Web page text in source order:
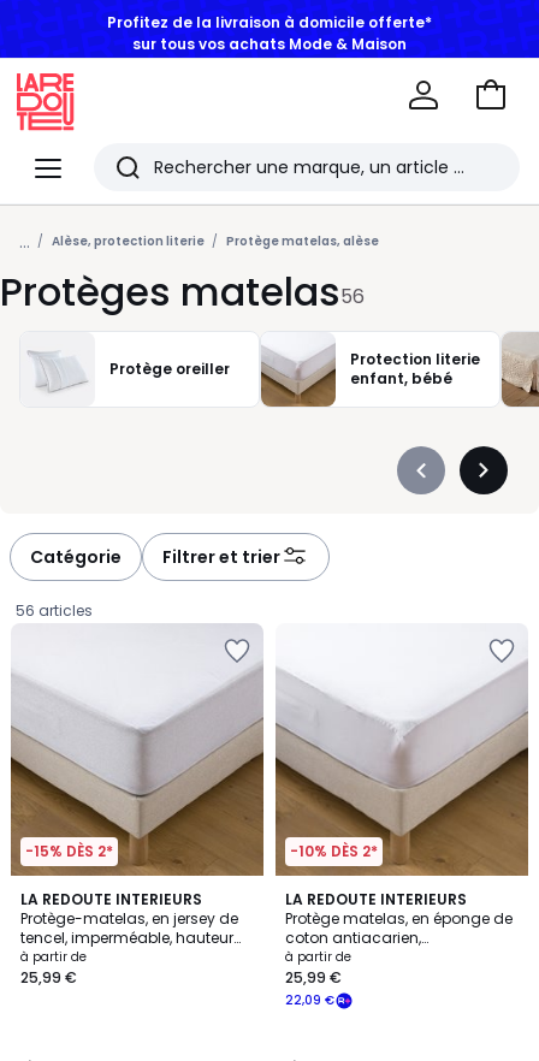
BONS PLANS | Jusqu'à -50% dès 2 articles*
Menu
Redoute
Rechercher
Les
derniers
articles
consultés
Aller
... Alèse, protection literie Protège matelas, alèse
Protèges matelas56
Protège oreiller
Protection literie
enfant, bébé
Précédent
Catégorie Filtrer et trier
56 articles
-15% DÈS 2*
LA REDOUTE INTERIEURS
Protège-matelas, en jersey de
tencel, imperméable, hauteur
maxi 25 cm
Prix
à
25,99
à partir de
25,99 €
4,4
/ 5
-10% DÈS 2*
LA REDOUTE INTERIEURS
Protège matelas, en éponge de
coton antiacarien,
imperméable, hauteur maxi 25
cm
à partir de
22,09 €
25,99 €
4,1
/ 5